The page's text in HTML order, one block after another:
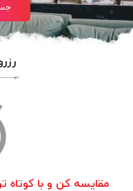
مقایسه کن و با کوتاه